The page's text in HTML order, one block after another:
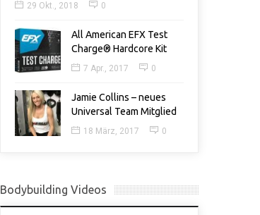
29 Okt., 2018 0
All American EFX Test
Charge® Hardcore Kit
7 Apr., 2017 0
Jamie Collins – neues
Universal Team Mitglied
18 März, 2017 0
Bodybuilding Videos